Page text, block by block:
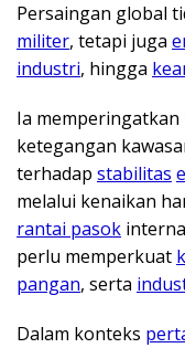
Persaingan global
militer, tetapi juga
industri, hingga
Ia memperingatkan
ketegangan
terhadap stabilitas
melalui kenaikan
rantai pasok
perlu memperkuat
pangan, serta
Dalam konteks